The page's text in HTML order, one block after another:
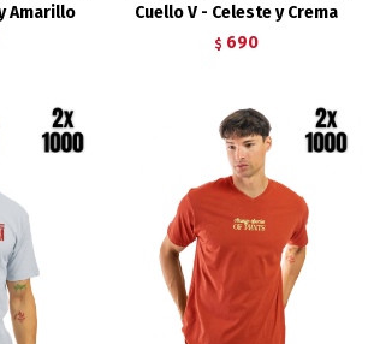
Amarillo
Cuello V - Celeste y Crema
$ 690